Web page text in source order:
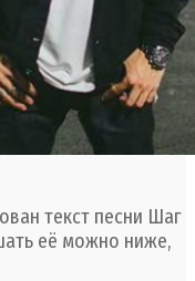
текст песни Шаг
её можно ниже,